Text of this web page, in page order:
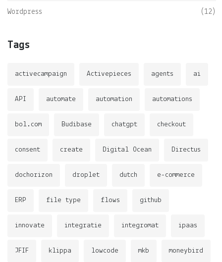
Wordpress (12)
Tags
activecampaign Activepieces agents ai
API automate automation automations
bol.com Budibase chatgpt checkout
consent create Digital Ocean Directus
dochorizon droplet dutch e-commerce
ERP file type flows github
innovate integratie integromat ipaas
JFIF klippa lowcode mkb moneybird